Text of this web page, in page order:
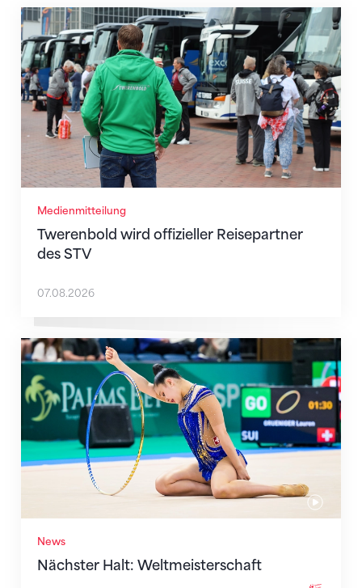
Medienmitteilung
Twerenbold wird offizieller Reisepartner
des STV
Twerenbold wird offizieller Reisepartner des STV
07.08.2026
News
Nächster Halt: Weltmeisterschaft
Nächster Halt: Weltmeisterschaft